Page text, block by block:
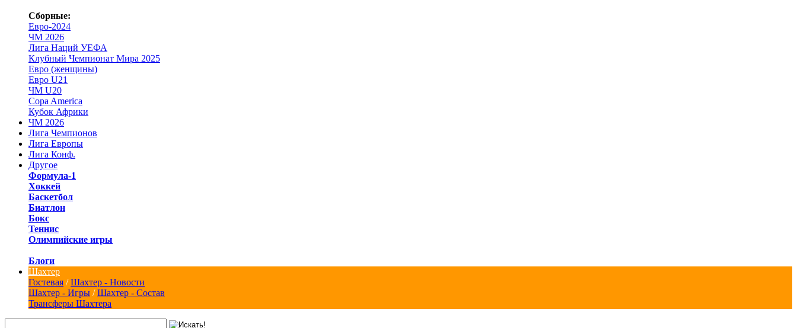
Сборные:
Евро-2024
ЧМ 2026
Лига Наций УЕФА
Клубный Чемпионат Мира 2025
Евро (женщины)
Евро U21
ЧМ U20
Copa America
Кубок Африки
ЧМ 2026
Лига Чемпионов
Лига Европы
Лига Конф.
Другое
Формула-1
Хоккей
Баскетбол
Биатлон
Бокс
Теннис
Олимпийские игры
Блоги
Шахтер
Гостевая /Шахтер - Новости
Шахтер - Игры /Шахтер - Состав
Трансферы Шахтера